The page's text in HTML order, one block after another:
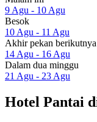
9 Agu - 10 Agu
Besok
10 Agu - 11 Agu
Akhir pekan berikutnya
14 Agu - 16 Agu
Dalam dua minggu
21 Agu - 23 Agu
Hotel Pantai